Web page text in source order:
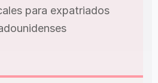
para expatriados